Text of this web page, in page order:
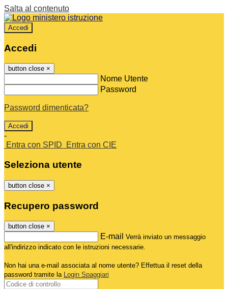
Salta al contenuto
Accedi
Accedi
button close ×
Nome Utente
Password
Password dimenticata?
-
Entra con SPID
Entra con CIE
Seleziona utente
button close ×
Recupero password
button close ×
E-mail Verrà inviato un messaggio
all'indirizzo indicato con le istruzioni necessarie.
Non hai una e-mail associata al nome utente? Effettua il reset della
password tramite la Login Spaggiari